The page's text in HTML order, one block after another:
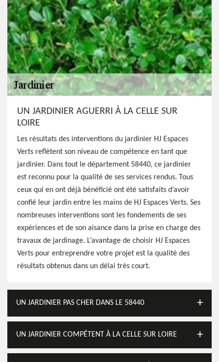
UN JARDINIER AGUERRI À LA CELLE SUR
LOIRE
Les résultats des interventions du jardinier HJ Espaces
Verts reflètent son niveau de compétence en tant que
jardinier. Dans tout le département 58440, ce jardinier
est reconnu pour la qualité de ses services rendus. Tous
ceux qui en ont déjà bénéficié ont été satisfaits d’avoir
confié leur jardin entre les mains de HJ Espaces Verts. Ses
nombreuses interventions sont les fondements de ses
expériences et de son aisance dans la prise en charge des
travaux de jardinage. L’avantage de choisir HJ Espaces
Verts pour entreprendre votre projet est la qualité des
résultats obtenus dans un délai très court.
UN JARDINIER PAS CHER DANS LE 58440
UN JARDINIER COMPÉTENT À LA CELLE SUR LOIRE